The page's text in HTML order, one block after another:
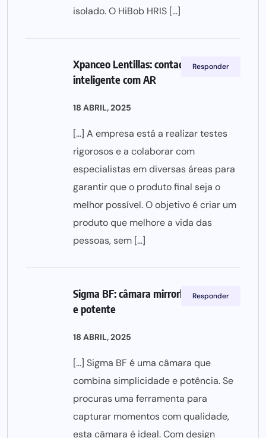
isolado. O HiBob HRIS […]
Xpanceo Lentillas: contacto
inteligente com AR
18 ABRIL, 2025
[…] A empresa está a realizar testes
rigorosos e a colaborar com
especialistas em diversas áreas para
garantir que o produto final seja o
melhor possível. O objetivo é criar um
produto que melhore a vida das
pessoas, sem […]
Responder
Sigma BF: câmara mirrorless compacta
e potente
18 ABRIL, 2025
[…] Sigma BF é uma câmara que
combina simplicidade e potência. Se
procuras uma ferramenta para
capturar momentos com qualidade,
esta câmara é ideal. Com design
Responder